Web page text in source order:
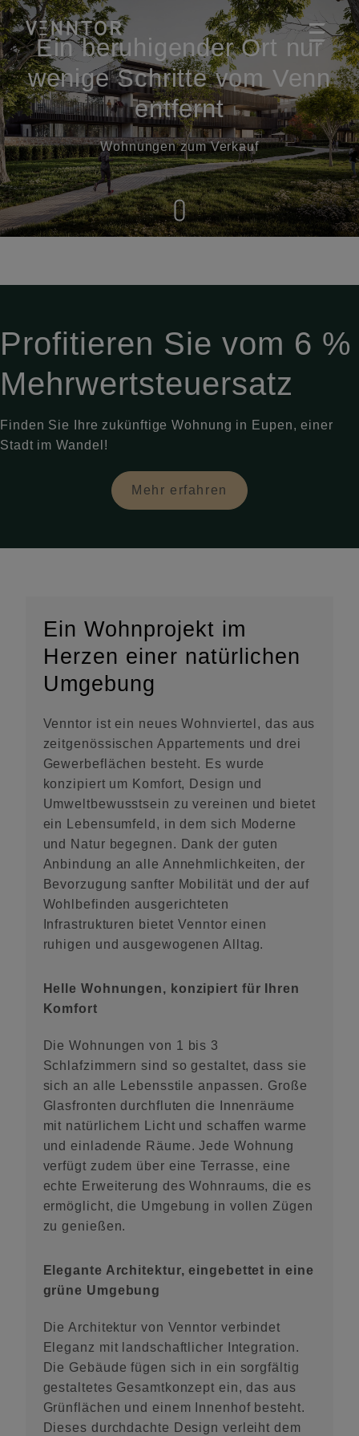
Ein beruhigender Ort nur
wenige Schritte vom Venn
entfernt
Wohnungen zum Verkauf
Profitieren Sie vom 6 %
Mehrwertsteuersatz
Finden Sie Ihre zukünftige Wohnung in Eupen, einer
Stadt im Wandel!
Mehr erfahren
Ein Wohnprojekt im
Herzen einer natürlichen
Umgebung
Venntor ist ein neues Wohnviertel, das aus
zeitgenössischen Appartements und drei
Gewerbeflächen besteht. Es wurde
konzipiert um Komfort, Design und
Umweltbewusstsein zu vereinen und bietet
ein Lebensumfeld, in dem sich Moderne
und Natur begegnen. Dank der guten
Anbindung an alle Annehmlichkeiten, der
Bevorzugung sanfter Mobilität und der auf
Wohlbefinden ausgerichteten
Infrastrukturen bietet Venntor einen
ruhigen und ausgewogenen Alltag.
Helle Wohnungen, konzipiert für Ihren
Komfort
Die Wohnungen von 1 bis 3
Schlafzimmern sind so gestaltet, dass sie
sich an alle Lebensstile anpassen. Große
Glasfronten durchfluten die Innenräume
mit natürlichem Licht und schaffen warme
und einladende Räume. Jede Wohnung
verfügt zudem über eine Terrasse, eine
echte Erweiterung des Wohnraums, die es
ermöglicht, die Umgebung in vollen Zügen
zu genießen.
Elegante Architektur, eingebettet in eine
grüne Umgebung
Die Architektur von Venntor verbindet
Eleganz mit landschaftlicher Integration.
Die Gebäude fügen sich in ein sorgfältig
gestaltetes Gesamtkonzept ein, das aus
Grünflächen und einem Innenhof besteht.
Dieses durchdachte Design verleiht dem